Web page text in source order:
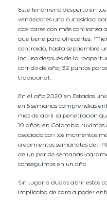
Este fenómeno despertó en
vendedores una curiosidad
acercarse con más confianza
que tiene para ofrecerles.
contraído, hasta septiembre
incluso después de la
corrido de año, 32 puntos
tradicional.
En el año 2020 en Estados
en 5 semanas comprendias
mes de abril la penetración
10 años; en Colombia
asociado con los momentos
crecimientos semanales del
de un par de semanas
conseguimos en un año.
Sin lugar a dudas abrir estos
implicaba de cara a poder